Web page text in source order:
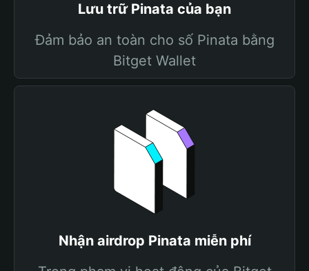
Lưu trữ Pinata của bạn
Đảm bảo an toàn cho số Pinata bằng
Bitget Wallet
Nhận airdrop Pinata miễn phí